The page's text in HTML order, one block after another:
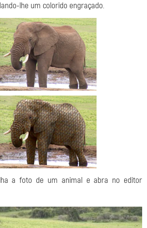
lhe um colorido engraçado.
a foto de um animal e abra no editor